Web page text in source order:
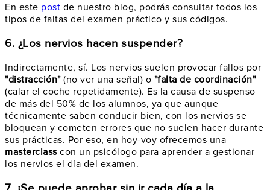
En este post de nuestro blog, podrás consultar todos los
tipos de faltas del examen práctico y sus códigos.
6. ¿Los nervios hacen suspender?
Indirectamente, sí. Los nervios suelen provocar fallos por
"distracción"(no ver una señal) o "falta de coordinación"
(calar el coche repetidamente). Es la causa de suspenso
de más del 50% de los alumnos, ya que aunque
técnicamente saben conducir bien, con los nervios se
bloquean y cometen errores que no suelen hacer durante
sus prácticas. Por eso, en hoy-voy ofrecemos una
masterclasscon un psicólogo para aprender a gestionar
los nervios el día del examen.